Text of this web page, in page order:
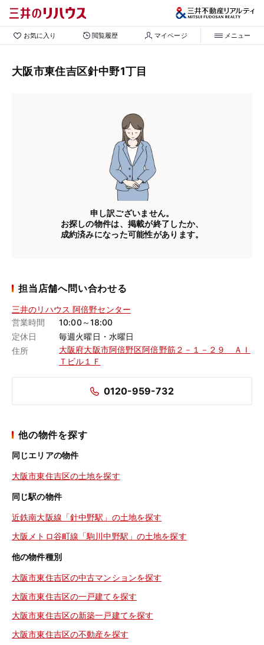
お気に入り 閲覧履歴 マイページ メニュー
大阪市東住吉区針中野1丁目
申し訳ございません。
お探しの物件は、掲載が終了したか、
成約済みになった可能性があります。
担当店舗へ問い合わせる
三井のリハウス 阿倍野センター
営業時間
10:00～18:00
定休日
毎週火曜日・水曜日
住所
大阪府大阪市阿倍野区阿倍野筋２－１－２９ ＡＩ
Ｔビル１Ｆ
0120-959-732
他の物件を探す
同じエリアの物件
大阪市東住吉区の土地を探す
同じ駅の物件
近鉄南大阪線「針中野駅」の土地を探す
大阪メトロ谷町線「駒川中野駅」の土地を探す
他の物件種別
大阪市東住吉区の中古マンションを探す
大阪市東住吉区の一戸建てを探す
大阪市東住吉区の新築一戸建てを探す
大阪市東住吉区の不動産を探す